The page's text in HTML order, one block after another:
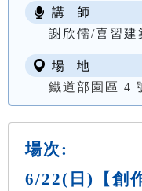
講 師
謝欣儒/喜習建
場 地
鐵道部園區 4
場次:
6/22(日)【創